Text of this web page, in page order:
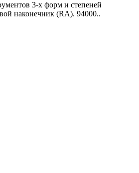
3-х форм и степеней
наконечник (RA). 94000..